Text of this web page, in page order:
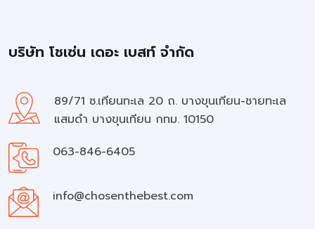
บริษัท โชเซ่น เดอะ เบสท์ จำกัด
89/71 ซ.เทียนทะเล 20 ถ. บางขุนเทียน-ชายทะเล
แสมดำ บางขุนเทียน กทม. 10150
063-846-6405
info@chosenthebest.com